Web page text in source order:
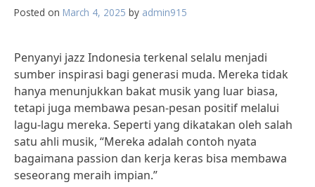
Posted on March 4, 2025 by admin915
Penyanyi jazz Indonesia terkenal selalu menjadi
sumber inspirasi bagi generasi muda. Mereka tidak
hanya menunjukkan bakat musik yang luar biasa,
tetapi juga membawa pesan-pesan positif melalui
lagu-lagu mereka. Seperti yang dikatakan oleh salah
satu ahli musik, “Mereka adalah contoh nyata
bagaimana passion dan kerja keras bisa membawa
seseorang meraih impian.”